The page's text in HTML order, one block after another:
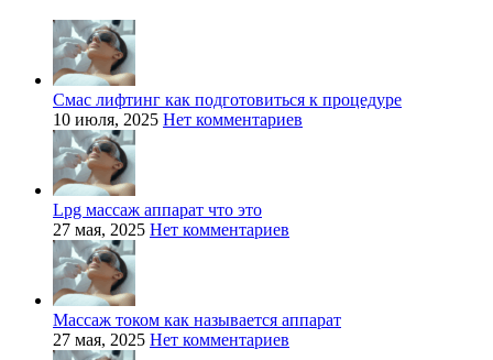
Смас лифтинг как подготовиться к процедуре
10 июля, 2025 Нет комментариев
Lpg массаж аппарат что это
27 мая, 2025 Нет комментариев
Массаж током как называется аппарат
27 мая, 2025 Нет комментариев